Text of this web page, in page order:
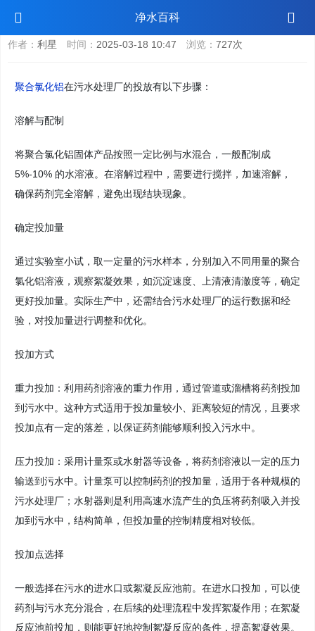
净水百科
聚合氯化铝污水处理厂如何投放
作者： 利星 时间： 2025-03-18 10:47 浏览： 727次
聚合氯化铝在污水处理厂的投放有以下步骤：
溶解与配制
将聚合氯化铝固体产品按照一定比例与水混合，一般配制成
5%-10% 的水溶液。在溶解过程中，需要进行搅拌，加速溶解，
确保药剂完全溶解，避免出现结块现象。
确定投加量
通过实验室小试，取一定量的污水样本，分别加入不同用量的聚合
氯化铝溶液，观察絮凝效果，如沉淀速度、上清液清澈度等，确定
更好投加量。实际生产中，还需结合污水处理厂的运行数据和经
验，对投加量进行调整和优化。
投加方式
重力投加：利用药剂溶液的重力作用，通过管道或溜槽将药剂投加
到污水中。这种方式适用于投加量较小、距离较短的情况，且要求
投加点有一定的落差，以保证药剂能够顺利投入污水中。
压力投加：采用计量泵或水射器等设备，将药剂溶液以一定的压力
输送到污水中。计量泵可以控制药剂的投加量，适用于各种规模的
污水处理厂；水射器则是利用高速水流产生的负压将药剂吸入并投
加到污水中，结构简单，但投加量的控制精度相对较低。
投加点选择
一般选择在污水的进水口或絮凝反应池前。在进水口投加，可以使
药剂与污水充分混合，在后续的处理流程中发挥絮凝作用；在絮凝
反应池前投加，则能更好地控制絮凝反应的条件，提高絮凝效果。